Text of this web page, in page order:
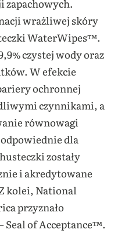
zapachowych.
wrażliwej skóry
WaterWipes™.
czystej wody oraz
W efekcie
ochronnej
czynnikami, a
równowagi
dla
zostały
i akredytowane
kolei, National
przyznało
of Acceptance™.